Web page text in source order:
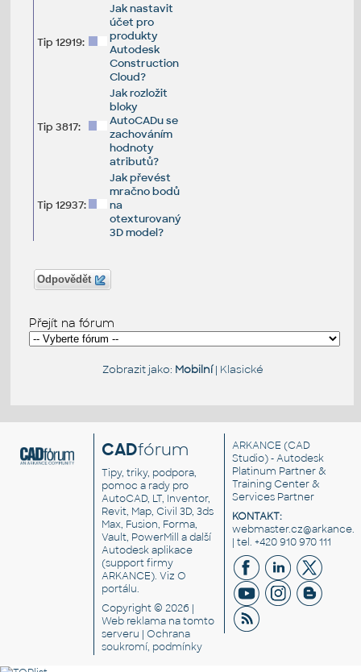
Tip 12919:
Jak nastavit
účet pro
produkty
Autodesk
Construction
Cloud?
Tip 3817:
Jak rozložit
bloky
AutoCADu se
zachováním
hodnoty
atributů?
Tip 12937:
Jak převést
mračno bodů
na
otexturovaný
3D model?
Odpovědět
Přejít na fórum
Zobrazit jako: Mobilní| Klasické
CADfórum
Tipy, triky, podpora,
pomoc a rady pro
AutoCAD, LT, Inventor,
Revit, Map, Civil 3D, 3ds
Max, Fusion, Forma,
Vault, PowerMill a další
Autodesk aplikace
(support firmy
ARKANCE). VizO
portálu.
Copyright © 2026 |
Web reklama na tomto
serveru |Ochrana
soukromí, podmínky
ARKANCE (CAD
Studio) - Autodesk
Platinum Partner &
Training Center &
Services Partner
KONTAKT:
| tel. +420 910 970 111